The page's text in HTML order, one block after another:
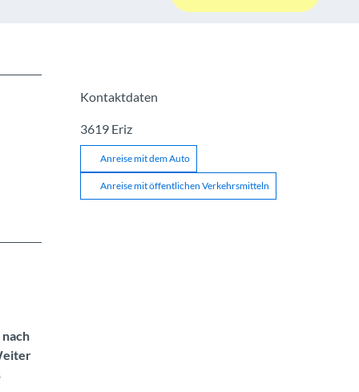
Kontaktdaten
3619 Eriz
Anreise mit dem Auto
Anreise mit öffentlichen Verkehrsmitteln